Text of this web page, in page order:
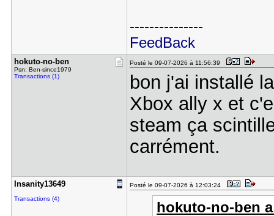
---------------
FeedBack
hokuto-no-​ben
Psn: Ben-since1979
Transactions (1)
Posté le 09-07-2026 à 11:56:39
bon j'ai installé
Xbox ally x et
steam ça
carrément.
Insanity13​649
Transactions (4)
Posté le 09-07-2026 à 12:03:24
hokuto-no-ben